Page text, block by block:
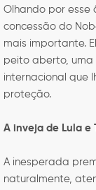
Olhando por esse
concessão do
mais importante.
peito aberto,
internacional que
proteção.
A inveja de Lula e
A inesperada
naturalmente,